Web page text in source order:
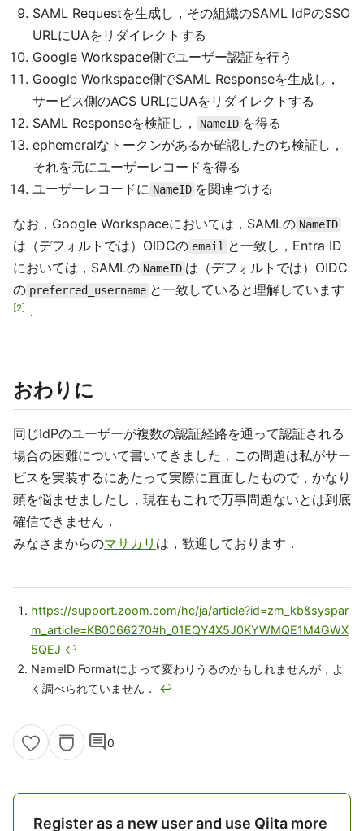
SAML Requestを生成し，その組織のSAML IdPのSSO
URLにUAをリダイレクトする
Google Workspace側でユーザー認証を行う
Google Workspace側でSAML Responseを生成し，
サービス側のACS URLにUAをリダイレクトする
SAML Responseを検証し，
NameID を得る
ephemeralなトークンがあるか確認したのち検証し，
それを元にユーザーレコードを得る
ユーザーレコードに NameID を関連づける
なお，Google Workspaceにおいては，SAMLの NameID
は（デフォルトでは）OIDCの email と一致し，Entra ID
においては，SAMLの NameID は（デフォルトでは）OIDC
の preferred_username と一致していると理解しています
2 ．
おわりに
同じIdPのユーザーが複数の認証経路を通って認証される
場合の困難について書いてきました．この問題は私がサー
ビスを実装するにあたって実際に直面したもので，かなり
頭を悩ませましたし，現在もこれで万事問題ないとは到底
確信できません．
みなさまからのマサカリ は，歓迎しております．
https://support.zoom.com/hc/ja/article?id=zm_kb&syspar
m_article=KB0066270#h_01EQY4X5J0KYWMQE1M4GWX
5QEJ ↩
NameID Formatによって変わりうるのかもしれませんが，よ
く調べられていません． ↩
comment0
Register as a new user and use Qiita more